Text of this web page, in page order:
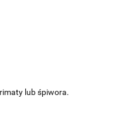
lub śpiwora.